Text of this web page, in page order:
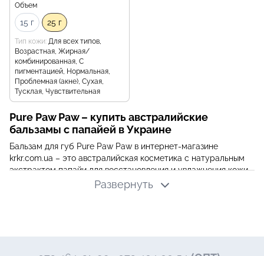
Объем
15 г 25 г
Тип кожи Для всех типов,
Возрастная, Жирная/
комбинированная, С
пигментацией, Нормальная,
Проблемная (акне), Сухая,
Тусклая, Чувствительная
Pure Paw Paw – купить австралийские
бальзамы с папайей в Украине
Бальзам для губ Pure Paw Paw в интернет-магазине
krkr.com.ua – это австралийская косметика с натуральным
экстрактом папайи для восстановления и увлажнения кожи.
Многофункциональные бальзамы Pure Paw Paw решают
проблемы сухости губ, кожи лица и тела благодаря
основе свежей папайи из Северного Квинсленда. Средство
Развернуть